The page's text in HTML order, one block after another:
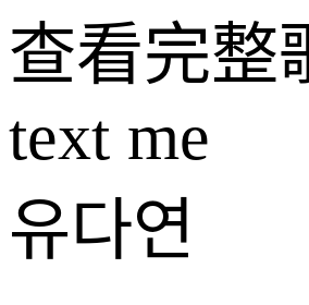
查看完整
text me
유다연